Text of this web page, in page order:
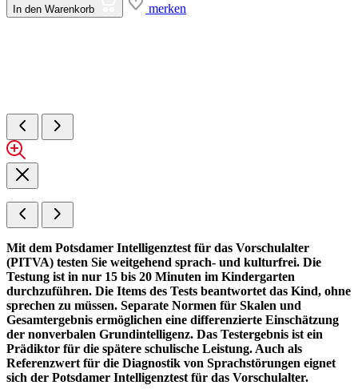
In den Warenkorb merken
Mit dem Potsdamer Intelligenztest für das Vorschulalter
(PITVA) testen Sie weitgehend sprach- und kulturfrei. Die
Testung ist in nur 15 bis 20 Minuten im Kindergarten
durchzuführen. Die Items des Tests beantwortet das Kind, ohne
sprechen zu müssen. Separate Normen für Skalen und
Gesamtergebnis ermöglichen eine differenzierte Einschätzung
der nonverbalen Grundintelligenz. Das Testergebnis ist ein
Prädiktor für die spätere schulische Leistung. Auch als
Referenzwert für die Diagnostik von Sprachstörungen eignet
sich der Potsdamer Intelligenztest für das Vorschulalter.